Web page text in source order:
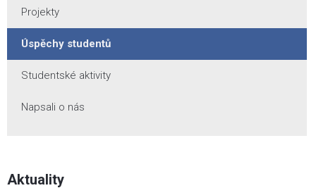
Projekty
Úspěchy studentů
Studentské aktivity
Napsali o nás
Aktuality